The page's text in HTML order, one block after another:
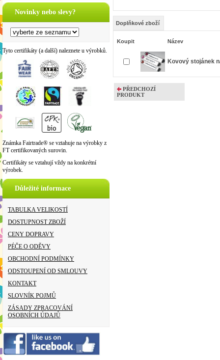
Novinky nebo slevy?
Tyto certifikáty (a další) naleznete u výrobků.
Známka Fairtrade® se vztahuje na výrobky z
FT certifikovaných surovin.
Certifikáty se vztahují vždy na konkrétní
výrobek.
Důležité informace
TABULKA VELIKOSTÍ
DOSTUPNOST ZBOŽÍ
CENY DOPRAVY
PÉČE O ODĚVY
OBCHODNÍ PODMÍNKY
ODSTOUPENÍ OD SMLOUVY
KONTAKT
SLOVNÍK POJMŮ
ZÁSADY ZPRACOVÁNÍ
OSOBNÍCH ÚDAJŮ
Doplňkové zboží
Koupit Název
Kovový stojánek
PŘEDCHOZÍ
PRODUKT